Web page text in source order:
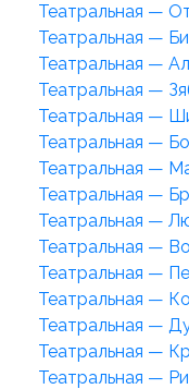
Театральная —
Театральная —
Театральная —
Театральная —
Театральная —
Театральная —
Театральная —
Театральная —
Театральная —
Театральная —
Театральная —
Театральная —
Театральная —
Театральная —
Театральная —